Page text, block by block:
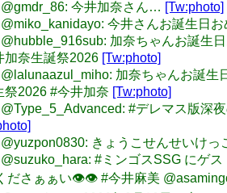
今井加奈さん… [Tw:photo]
今井さんお誕生日
加奈ちゃんお誕生
加奈生誕祭2026 [Tw:photo]
加奈ちゃんお誕生
2026 #今井加奈 [Tw:photo]
#デレマス版深
きょうこせんせいけ
#ミンゴスSSG にゲ
ださぁぁい👁👁 #今井麻美